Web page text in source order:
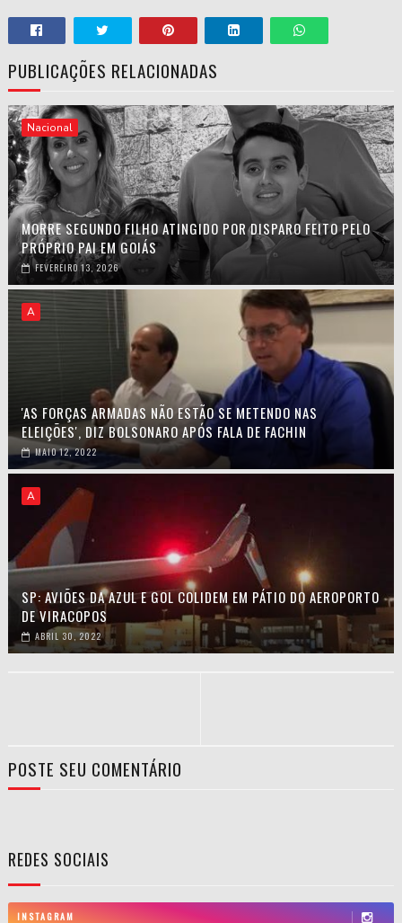
PUBLICAÇÕES RELACIONADAS
Nacional
MORRE SEGUNDO FILHO ATINGIDO POR DISPARO FEITO PELO
PRÓPRIO PAI EM GOIÁS
FEVEREIRO 13, 2026
A
'AS FORÇAS ARMADAS NÃO ESTÃO SE METENDO NAS
ELEIÇÕES', DIZ BOLSONARO APÓS FALA DE FACHIN
MAIO 12, 2022
A
SP: AVIÕES DA AZUL E GOL COLIDEM EM PÁTIO DO AEROPORTO
DE VIRACOPOS
ABRIL 30, 2022
POSTE SEU COMENTÁRIO
REDES SOCIAIS
INSTAGRAM